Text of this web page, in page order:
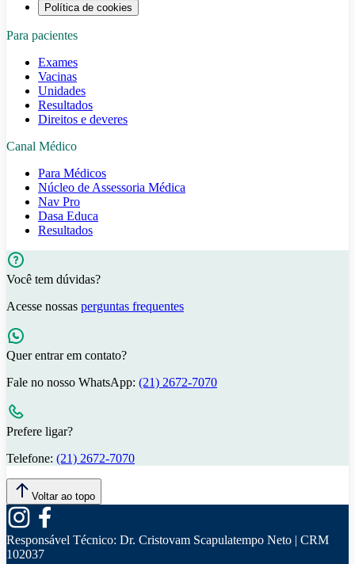
Política de cookies
Para pacientes
Exames
Vacinas
Unidades
Resultados
Direitos e deveres
Canal Médico
Para Médicos
Núcleo de Assessoria Médica
Nav Pro
Dasa Educa
Resultados
Você tem dúvidas?
Acesse nossas perguntas frequentes
Quer entrar em contato?
Fale no nosso WhatsApp: (21) 2672-7070
Prefere ligar?
Telefone: (21) 2672-7070
Voltar ao topo
Responsável Técnico: Dr. Cristovam Scapulatempo Neto | CRM
102037